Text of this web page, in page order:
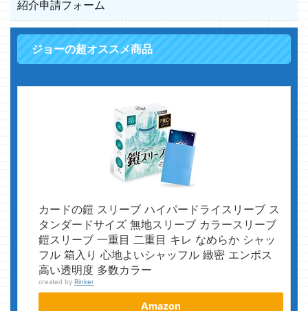
紹介申請フォーム
ジョーの超オススメ商品
カードの鎧 スリーブ ハイパードライスリーブ ス
タンダードサイズ 無地スリーブ カラースリーブ
鎧スリーブ 一重目 二重目 キレ なめらか シャッ
フル 箱入り 心地よいシャッフル 緻密 エンボス
高い透明度 多数カラー
created by Rinker
Amazon